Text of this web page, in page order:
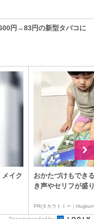
円→83円の新型タバコに
イク
おかたづけもでき
き声やセリフが盛
PR(タカラトミー｜